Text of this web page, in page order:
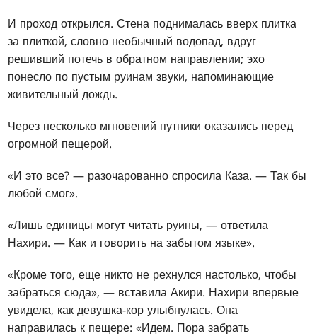
И проход открылся. Стена поднималась вверх плитка
за плиткой, словно необычный водопад, вдруг
решивший потечь в обратном направлении; эхо
понесло по пустым руинам звуки, напоминающие
живительный дождь.
Через несколько мгновений путники оказались перед
огромной пещерой.
«И это все? — разочарованно спросила Каза. — Так бы
любой смог».
«Лишь единицы могут читать руины, — ответила
Нахири. — Как и говорить на забытом языке».
«Кроме того, еще никто не рехнулся настолько, чтобы
забраться сюда», — вставила Акири. Нахири впервые
увидела, как девушка-кор улыбнулась. Она
направилась к пещере: «Идем. Пора забрать